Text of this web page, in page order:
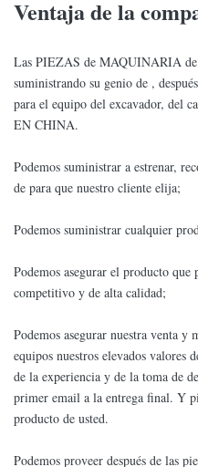
Ventaja de la
Las PIEZAS de MAQUINARIA
suministrando su genio de ,
para el equipo del excavador, del
EN CHINA.
Podemos suministrar a estrenar,
de para que nuestro cliente elija;
Podemos suministrar cualquier
Podemos asegurar el producto
competitivo y de alta calidad;
Podemos asegurar nuestra venta y
equipos nuestros elevados valores
de la experiencia y de la toma de
primer email a la entrega final. Y
producto de usted.
Podemos proveer después de las